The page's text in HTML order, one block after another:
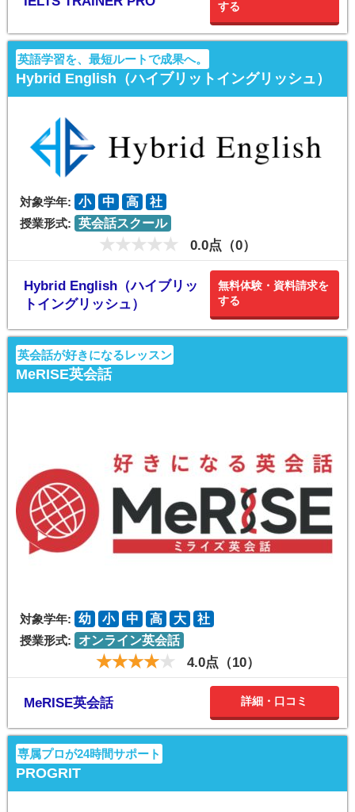
する
英語学習を、最短ルートで成果へ。
Hybrid English（ハイブリットイングリッシュ）
対象学年: 小 中 高
社
授業形式: 英会話スクール
0.0点（0）
Hybrid English（ハイブリッ
トイングリッシュ）
無料体験・資料請求を
する
英会話が好きになるレッスン
MeRISE英会話
対象学年: 幼 小 中 高 大
社
授業形式:
オンライン英会話
4.0点（10）
MeRISE英会話 詳細・口コミ
専属プロが24時間サポート
PROGRIT